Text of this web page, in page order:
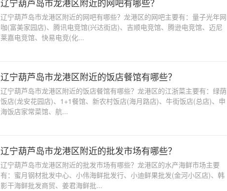
辽宁葫芦岛市龙港区附近的网吧有哪些？
辽宁葫芦岛市龙港区附近的网吧有哪些？龙港区的网吧主要有：量子光年网
咖(富美家园店)、腾讯电竞馆(兴达街店)、吉顺电竞馆、腾逊电竞馆、迈尼
莱嘉电竞馆、快易电竞(化...
辽宁葫芦岛市龙港区附近的饭店餐馆有哪些？
辽宁葫芦岛市龙港区附近的饭店餐馆有哪些？龙港区的江浙菜主要有：绿荫
饭店(龙安花园店)、1+1餐馆、新农村饭店(海月路店)、牛街饭店(总店)、申
海饭店家常菜馆、航...
辽宁葫芦岛市龙港区附近的批发市场有哪些？
辽宁葫芦岛市龙港区附近的批发市场有哪些？龙港区的水产海鲜市场主要
有：蜜月钢材批发中心、小伟海鲜批发行、小迪鲜果批发(金河小区店)、韩
影干海鲜批发商贸、姜君海鲜批...